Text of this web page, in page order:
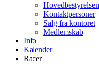
Hovedbestyrelsen
Kontaktpersoner
Salg fra kontoret
Medlemskab
Info
Kalender
Racer